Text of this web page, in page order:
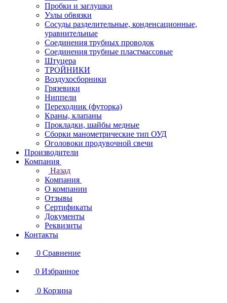
Пробки и заглушки
Узлы обвязки
Сосуды разделительные, конденсационные,
уравнительные
Соединения трубных проводок
Соединения трубные пластмассовые
Штуцера
ТРОЙНИКИ
Воздухосборники
Грязевики
Ниппели
Переходник (футорка)
Краны, клапаны
Прокладки, шайбы медные
Сборки манометрические тип ОУД
Оголовоки продувочной свечи
Производители
Компания
Назад
Компания
О компании
Отзывы
Сертификаты
Документы
Реквизиты
Контакты
0 Сравнение
0 Избранное
0 Корзина